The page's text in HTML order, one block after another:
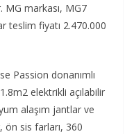
MG markası, MG7
teslim fiyatı 2.470.000
Passion donanımlı
elektrikli açılabilir
alaşım jantlar ve
ön sis farları, 360